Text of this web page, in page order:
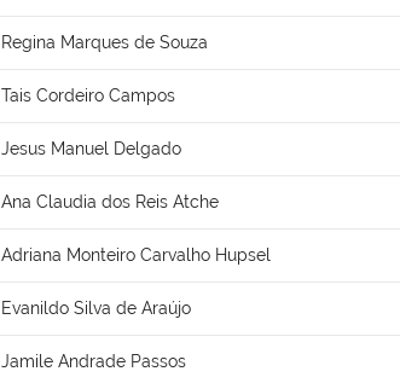
Regina Marques de Souza
Tais Cordeiro Campos
Jesus Manuel Delgado
Ana Claudia dos Reis Atche
Adriana Monteiro Carvalho Hupsel
Evanildo Silva de Araújo
Jamile Andrade Passos